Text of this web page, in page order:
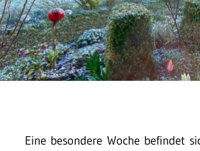
Eine besondere Woche befindet